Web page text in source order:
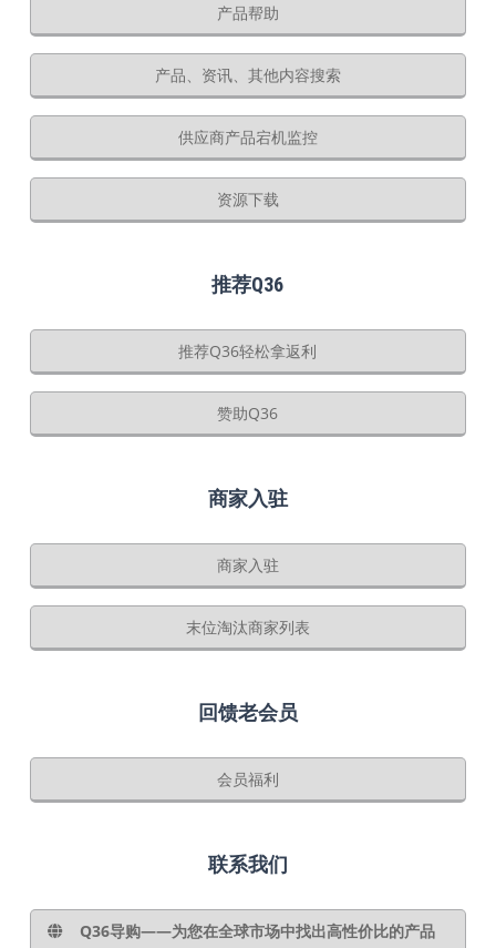
产品帮助
产品、资讯、其他内容搜索
供应商产品宕机监控
资源下载
推荐Q36
推荐Q36轻松拿返利
赞助Q36
商家入驻
商家入驻
末位淘汰商家列表
回馈老会员
会员福利
联系我们
Q36导购——为您在全球市场中找出高性价比的产品